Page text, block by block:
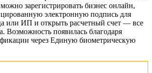
зарегистрировать бизнес онлайн,
электронную подпись для
или ИП и открыть расчетный счет — все
Возможность появилась благодаря
через Единую биометрическую